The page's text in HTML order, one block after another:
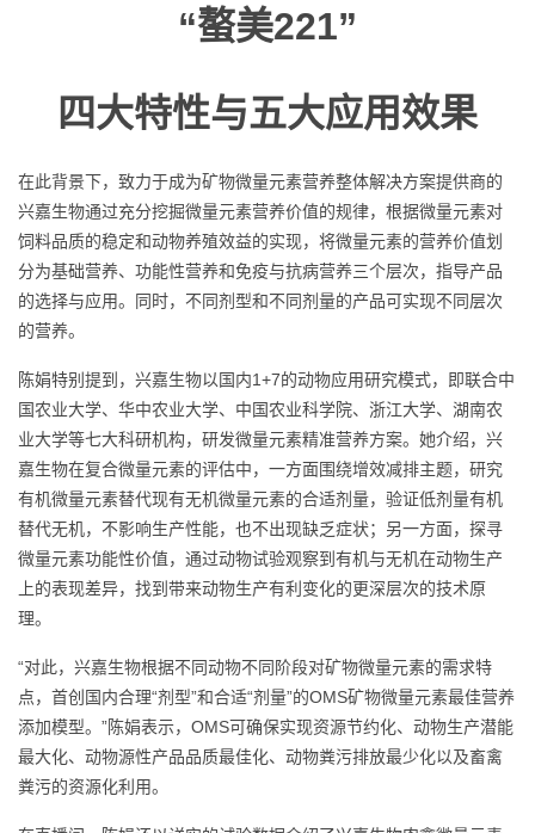
“螯美221”
四大特性与五大应用效果
在此背景下，致力于成为矿物微量元素营养整体解决方案提供商的
兴嘉生物通过充分挖掘微量元素营养价值的规律，根据微量元素对
饲料品质的稳定和动物养殖效益的实现，将微量元素的营养价值划
分为基础营养、功能性营养和免疫与抗病营养三个层次，指导产品
的选择与应用。同时，不同剂型和不同剂量的产品可实现不同层次
的营养。
陈娟特别提到，兴嘉生物以国内1+7的动物应用研究模式，即联合中
国农业大学、华中农业大学、中国农业科学院、浙江大学、湖南农
业大学等七大科研机构，研发微量元素精准营养方案。她介绍，兴
嘉生物在复合微量元素的评估中，一方面围绕增效减排主题，研究
有机微量元素替代现有无机微量元素的合适剂量，验证低剂量有机
替代无机，不影响生产性能，也不出现缺乏症状；另一方面，探寻
微量元素功能性价值，通过动物试验观察到有机与无机在动物生产
上的表现差异，找到带来动物生产有利变化的更深层次的技术原
理。
“对此，兴嘉生物根据不同动物不同阶段对矿物微量元素的需求特
点，首创国内合理“剂型”和合适“剂量”的OMS矿物微量元素最佳营养
添加模型。”陈娟表示，OMS可确保实现资源节约化、动物生产潜能
最大化、动物源性产品品质最佳化、动物粪污排放最少化以及畜禽
粪污的资源化利用。